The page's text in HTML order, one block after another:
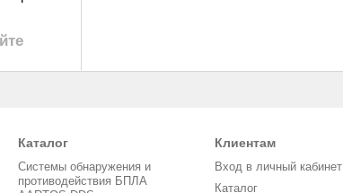
Каталог
Системы обнаружения и
противодействия БПЛА
Клиентам
Вход в личный кабинет
Каталог